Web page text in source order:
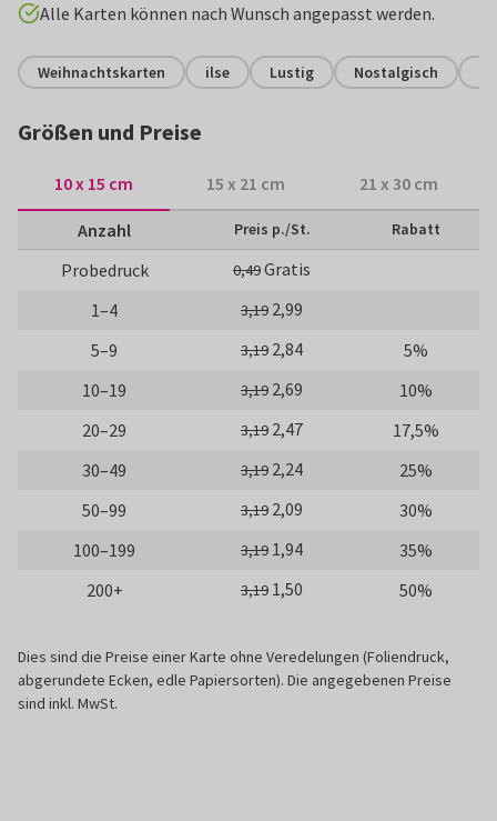
Alle Karten können nach Wunsch angepasst werden.
Weihnachtskarten ilse Lustig Nostalgisch
Größen und Preise
10 x 15 cm 15 x 21 cm 21 x 30 cm
Anzahl Preis p./St. Rabatt
Probedruck 0,49Gratis
1–4
3,19 2,99
5–9
3,19 2,84
5%
10–19
3,19 2,69
10%
20–29
3,19 2,47
17,5%
30–49
3,19 2,24
25%
50–99
3,19 2,09
30%
100–199
3,19 1,94
35%
200+
3,19 1,50 50%
Dies sind die Preise einer Karte ohne Veredelungen (Foliendruck,
abgerundete Ecken, edle Papiersorten). Die angegebenen Preise
sind inkl. MwSt.